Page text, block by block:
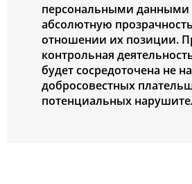
персональными данными
абсолютную
отношении их позиции.
контрольная
будет сосредоточена не на
добросовестных
потенциальных